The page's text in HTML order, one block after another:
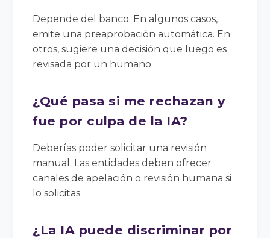
Depende del banco. En algunos casos,
emite una preaprobación automática. En
otros, sugiere una decisión que luego es
revisada por un humano.
¿Qué pasa si me rechazan y
fue por culpa de la IA?
Deberías poder solicitar una revisión
manual. Las entidades deben ofrecer
canales de apelación o revisión humana si
lo solicitas.
¿La IA puede discriminar por